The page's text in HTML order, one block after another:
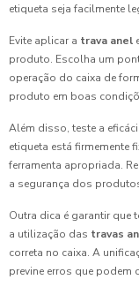
etiqueta seja facilmente
Evite aplicar a trava anel
produto. Escolha um
operação do caixa de
produto em boas
Além disso, teste a
etiqueta está firmemente
ferramenta apropriada.
a segurança dos
Outra dica é garantir
a utilização das travas
correta no caixa. A
previne erros que podem